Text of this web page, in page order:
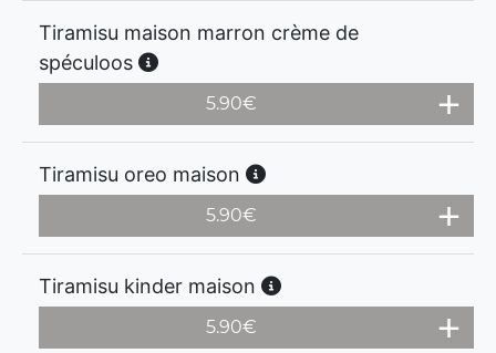
Tiramisu maison marron crème de
spéculoos
5.90€
Tiramisu oreo maison
5.90€
Tiramisu kinder maison
5.90€